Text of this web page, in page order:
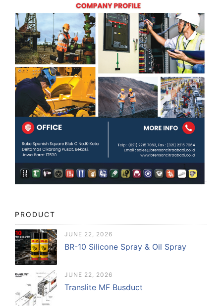
PRODUCT
JUNE 22, 2026
BR-10 Silicone Spray & Oil Spray
JUNE 22, 2026
Translite MF Busduct